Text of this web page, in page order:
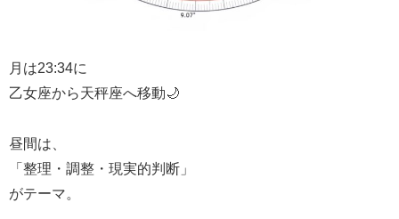
月は23:34に
乙女座から天秤座へ移動🌙
昼間は、
「整理・調整・現実的判断」
がテーマ。